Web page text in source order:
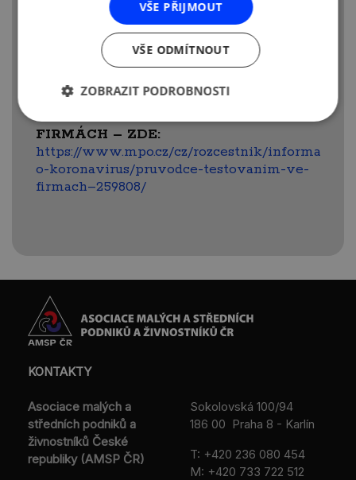
zvýšit příspěvek 60 Kč/test pro nejmenší
firmy na 80-100 Kč/test.
Podle vyjádření MZDR bude testování
ve firmách pokračovatminimálně
do konce května.
PRŮVODCE SAMOTESTOVÁNÍM VE
FIRMÁCH – ZDE:
https://www.mpo.cz/cz/rozcestnik/informace-
o-koronavirus/pruvodce-testovanim-ve-
firmach–259808/
KONTAKTY
Asociace malých a
středních podniků a
živnostníků České
republiky (AMSP ČR)
Sokolovská 100/94
186 00 Praha 8 - Karlín
T: +420 236 080 454
M: +420 733 722 512
VŠE PŘIJMOUT
VŠE ODMÍTNOUT
ZOBRAZIT PODROBNOSTI